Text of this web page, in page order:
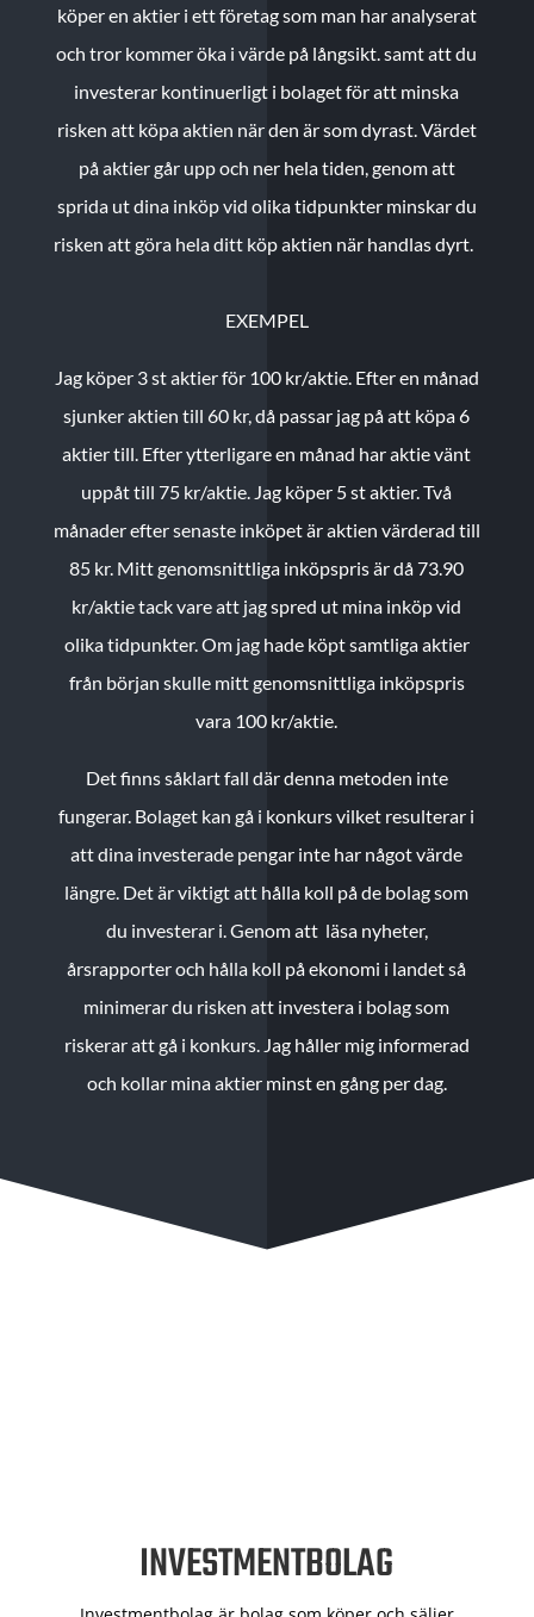
köper en aktier i ett företag som man har analyserat
och tror kommer öka i värde på långsikt. samt att du
investerar kontinuerligt i bolaget för att minska
risken att köpa aktien när den är som dyrast. Värdet
på aktier går upp och ner hela tiden, genom att
sprida ut dina inköp vid olika tidpunkter minskar du
risken att göra hela ditt köp aktien när handlas dyrt.
EXEMPEL
Jag köper 3 st aktier för 100 kr/aktie. Efter en månad
sjunker aktien till 60 kr, då passar jag på att köpa 6
aktier till. Efter ytterligare en månad har aktie vänt
uppåt till 75 kr/aktie. Jag köper 5 st aktier.Två
månader efter senaste inköpet är aktien värderad till
85 kr. Mitt genomsnittliga inköpspris är då 73.90
kr/aktie tack vare att jag spred ut mina inköp vid
olika tidpunkter. Om jag hade köpt samtliga aktier
från början skulle mitt genomsnittliga inköpspris
vara 100 kr/aktie.
Det finns såklart fall där denna metoden inte
fungerar. Bolaget kan gå i konkurs vilket resulterar i
att dina investerade pengar inte har något värde
längre. Det är viktigt att hålla koll på de bolag som
du investerar i. Genom att läsa nyheter,
årsrapporter och hålla koll på ekonomi i landet så
minimerar du risken att investera i bolag som
riskerar att gå i konkurs. Jag håller mig informerad
och kollar mina aktier minst en gång per dag.
INVESTMENTBOLAG